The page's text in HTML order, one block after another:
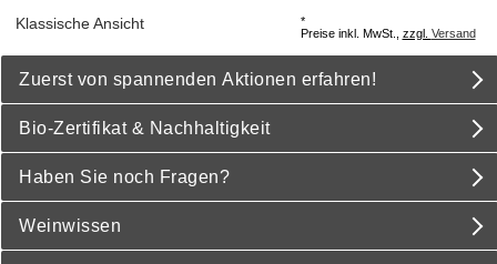
Klassische Ansicht
*
Preise inkl. MwSt., zzgl. Versand
Zuerst von spannenden Aktionen erfahren!
Bio-Zertifikat & Nachhaltigkeit
Haben Sie noch Fragen?
Weinwissen